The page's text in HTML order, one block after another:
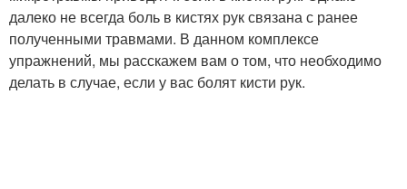
далеко не всегда боль в кистях рук связана с ранее
полученными травмами. В данном комплексе
упражнений, мы расскажем вам о том, что необходимо
делать в случае, если у вас болят кисти рук.